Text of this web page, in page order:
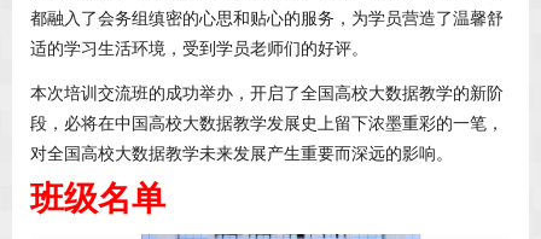
都融入了会务组缜密的心思和贴心的服务，为学员营造了温馨舒
适的学习生活环境，受到学员老师们的好评。
本次培训交流班的成功举办，开启了全国高校大数据教学的新阶
段，必将在中国高校大数据教学发展史上留下浓墨重彩的一笔，
对全国高校大数据教学未来发展产生重要而深远的影响。
班级名单